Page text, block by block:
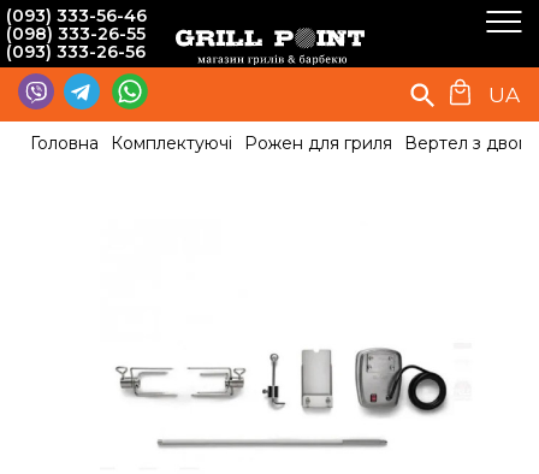
(093) 333-56-46
(098) 333-26-55
(093) 333-26-56
UA
Головна Комплектуючі Рожен для гриля Вертел з